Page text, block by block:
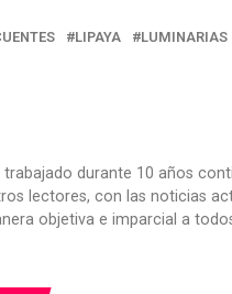
LIPAYA LUMINARIAS
durante 10 años
lectores, con las noticias
objetiva e imparcial a